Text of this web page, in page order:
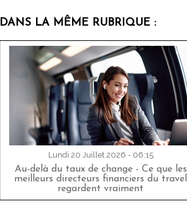
DANS LA MÊME RUBRIQUE :
Lundi 20 Juillet 2026 - 06:15
Au-delà du taux de change - Ce que les
meilleurs directeurs financiers du travel
regardent vraiment